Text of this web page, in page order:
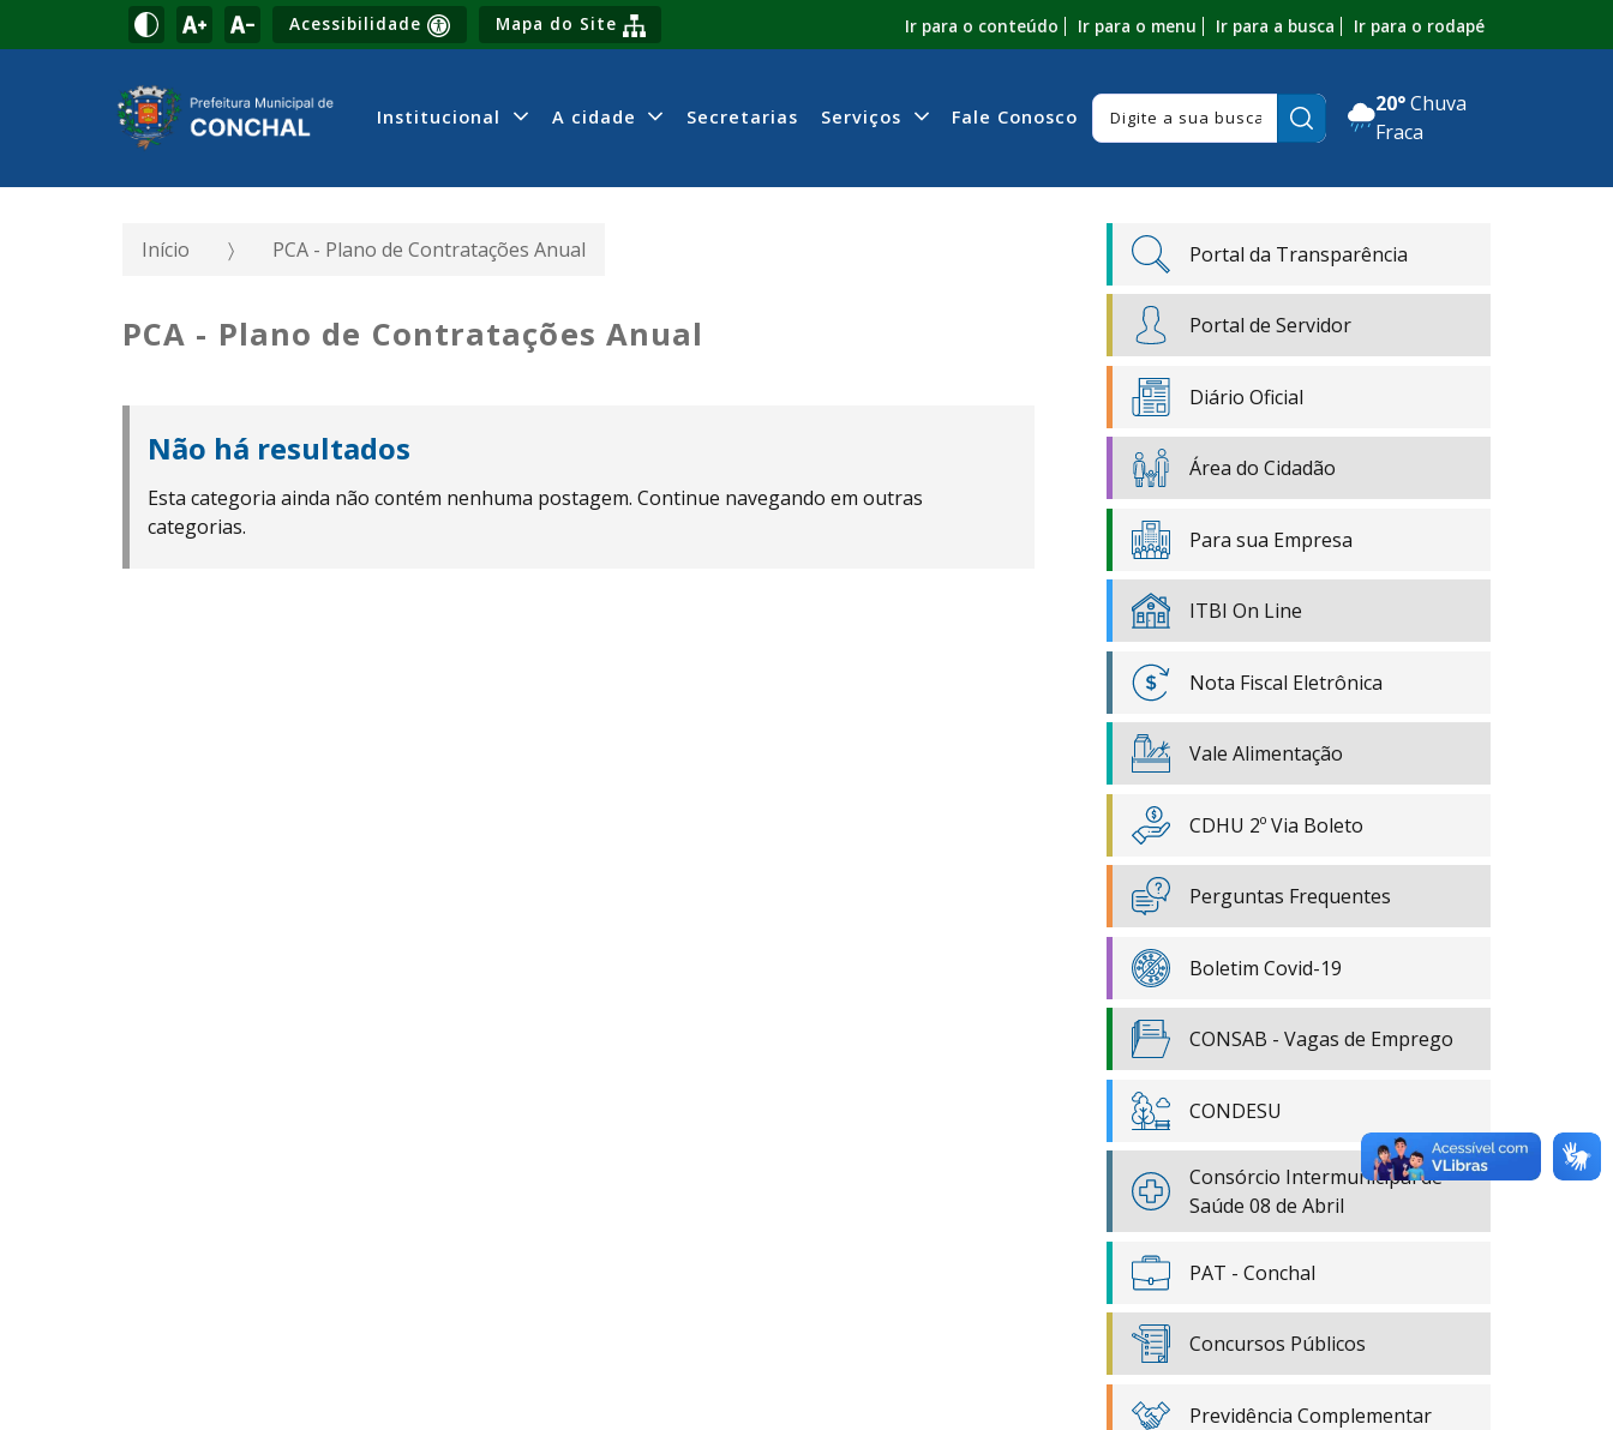
Acessibilidade Mapa do Site Ir para o conteúdo Ir para o menu Ir para a busca Ir para o rodapé
Institucional A cidade Secretarias Serviços Fale Conosco Pesquisar:
20° Chuva
Fraca
Início PCA - Plano de Contratações Anual
PCA - Plano de Contratações Anual
Não há resultados
Esta categoria ainda não contém nenhuma postagem. Continue navegando em outras
categorias.
Portal da Transparência
Portal de Servidor
Diário Oficial
Área do Cidadão
Para sua Empresa
ITBI On Line
Nota Fiscal Eletrônica
Vale Alimentação
CDHU 2º Via Boleto
Perguntas Frequentes
Boletim Covid-19
CONSAB - Vagas de Emprego
CONDESU
Consórcio Intermunicipal de
Saúde 08 de Abril
PAT - Conchal
Concursos Públicos
Previdência Complementar